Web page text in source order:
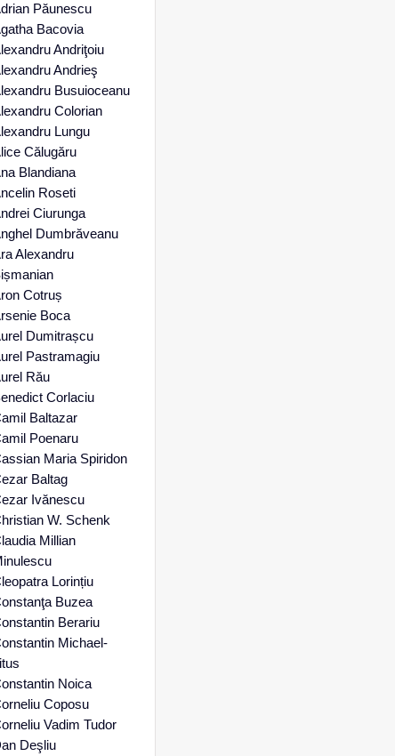
Păunescu
Bacovia
Andriţoiu
Andrieş
Busuioceanu
Colorian
Lungu
Călugăru
Blandiana
Roseti
Ciurunga
Dumbrăveanu
Alexandru
Cotruș
Boca
Dumitrașcu
Pastramagiu
Rău
Corlaciu
Baltazar
Poenaru
Maria Spiridon
Baltag
Ivănescu
W. Schenk
Millian
Lorințiu
Buzea
Berariu
Michael-
Noica
Coposu
Vadim Tudor
Deşliu